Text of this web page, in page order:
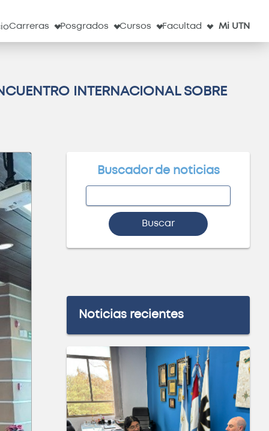
Carreras Posgrados Cursos Facultad Mi UTN
INTERNACIONAL SOBRE
Buscador de noticias
Buscar
Noticias recientes